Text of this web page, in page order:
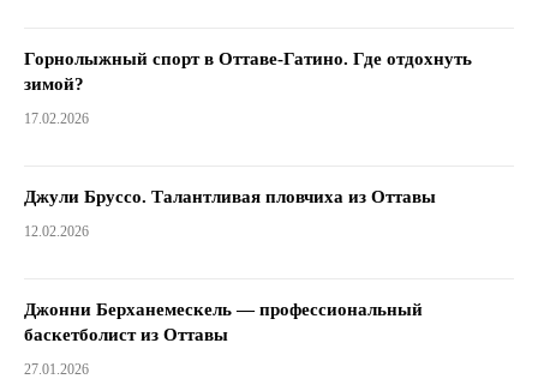
Горнолыжный спорт в Оттаве-Гатино. Где отдохнуть
зимой?
17.02.2026
Джули Бруссо. Талантливая пловчиха из Оттавы
12.02.2026
Джонни Берханемескель — профессиональный
баскетболист из Оттавы
27.01.2026